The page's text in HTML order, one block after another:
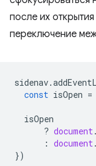
после их
переключение
sidenav.
const isOpen =
isOpen
? document.
: document.
})